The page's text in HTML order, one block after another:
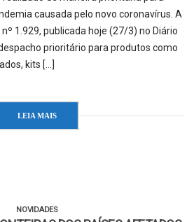
causada pelo novo coronavírus. A
1.929, publicada hoje (27/3) no Diário
prioritário para produtos como
kits […]
LEIA MAIS
NOVIDADES